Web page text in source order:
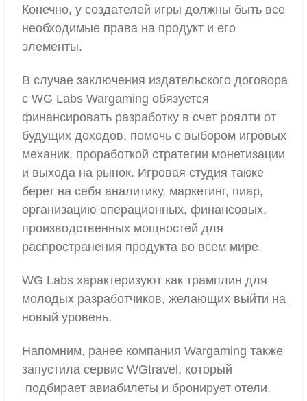
Конечно, у создателей игры должны быть все
необходимые права на продукт и его
элементы.
В случае заключения издательского договора
с WG Labs Wargaming обязуется
финансировать разработку в счет роялти от
будущих доходов, помочь с выбором игровых
механик, проработкой стратегии монетизации
и выхода на рынок. Игровая студия также
берет на себя аналитику, маркетинг, пиар,
организацию операционных, финансовых,
производственных мощностей для
распространения продукта во всем мире.
WG Labs характеризуют как трамплин для
молодых разработчиков, желающих выйти на
новый уровень.
Напомним, ранее компания Wargaming также
запустила сервис WGtravel, который
подбирает авиабилеты и бронирует отели.